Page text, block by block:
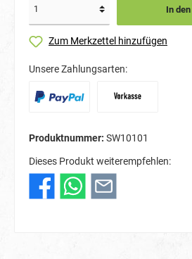
In
Zum Merkzettel hinzufügen
Unsere Zahlungsarten:
Produktnummer: SW10101
Dieses Produkt weiterempfehlen: